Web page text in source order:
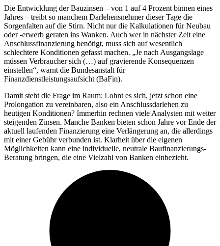
Die Entwicklung der Bauzinsen – von 1 auf 4 Prozent binnen eines
Jahres – treibt so manchem Darlehensnehmer dieser Tage die
Sorgenfalten auf die Stirn. Nicht nur die Kalkulationen für Neubau
oder -erwerb geraten ins Wanken. Auch wer in nächster Zeit eine
Anschlussfinanzierung benötigt, muss sich auf wesentlich
schlechtere Konditionen gefasst machen. „Je nach Ausgangslage
müssen Verbraucher sich (…) auf gravierende Konsequenzen
einstellen“, warnt die Bundesanstalt für
Finanzdienstleistungsaufsicht (BaFin).
Damit steht die Frage im Raum: Lohnt es sich, jetzt schon eine
Prolongation zu vereinbaren, also ein Anschlussdarlehen zu
heutigen Konditionen? Immerhin rechnen viele Analysten mit weiter
steigenden Zinsen. Manche Banken bieten schon Jahre vor Ende der
aktuell laufenden Finanzierung eine Verlängerung an, die allerdings
mit einer Gebühr verbunden ist. Klarheit über die eigenen
Möglichkeiten kann eine individuelle, neutrale Baufinanzierungs-
Beratung bringen, die eine Vielzahl von Banken einbezieht.